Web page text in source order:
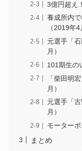
3億円超え
養成所内
（2019年4
元選手「
月）
101期生の
「柴田明
月）
元選手「
月）
モーター
まとめ